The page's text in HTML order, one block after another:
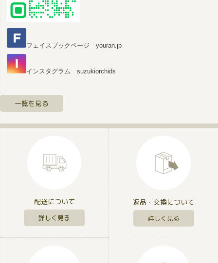
フェイスブックページ youran.jp
インスタグラム suzukiorchids
一覧を見る
配送について
詳しく見る
返品・交換について
詳しく見る